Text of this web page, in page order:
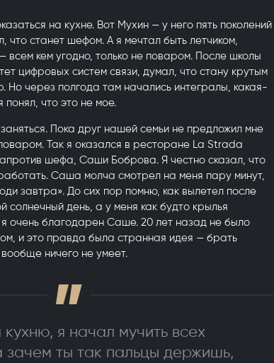
на кухне. Вот Мухин — у него пять поколений
что станет шефом. А я мечтал быть летчиком,
всем кем угодно, только не поваром. После школы
цифровых систем связи, думал, что стану крутым
Но через полгода там начались интегралы, какая-
что это не мое.
Пока друг нашей семьи не предложил мне
Так я оказался в ресторане La Strada
шефа, Саши Боброва. Я честно сказал, что
Саша молча смотрел на меня пару минут,
завтра». До сих пор помню, как вылетел после
солнечный день, а у меня как будто крылья
очень благодарен Саше. 20 лет назад не было
и это правда была странная идея — брать
ничего не умеет.
я начал мучить всех
зачем ты так пальцы держишь,